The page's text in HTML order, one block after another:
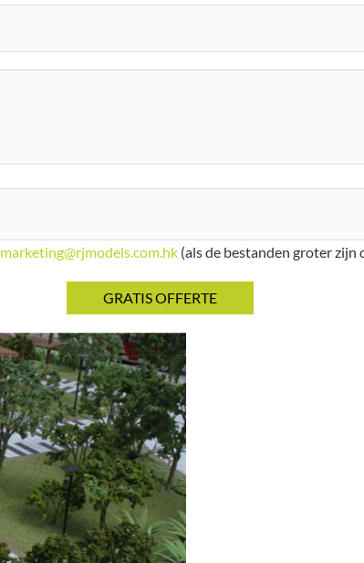
marketing@rjmodels.com.hk (als de bestanden groter zijn